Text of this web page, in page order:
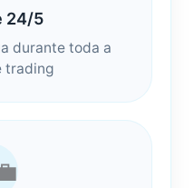
24/5
durante toda a
trading